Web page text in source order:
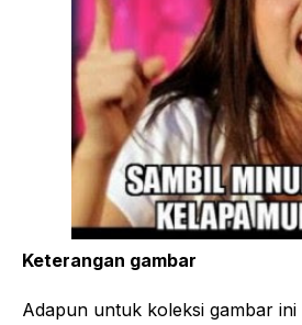
Keterangan gambar
Adapun untuk koleksi gambar